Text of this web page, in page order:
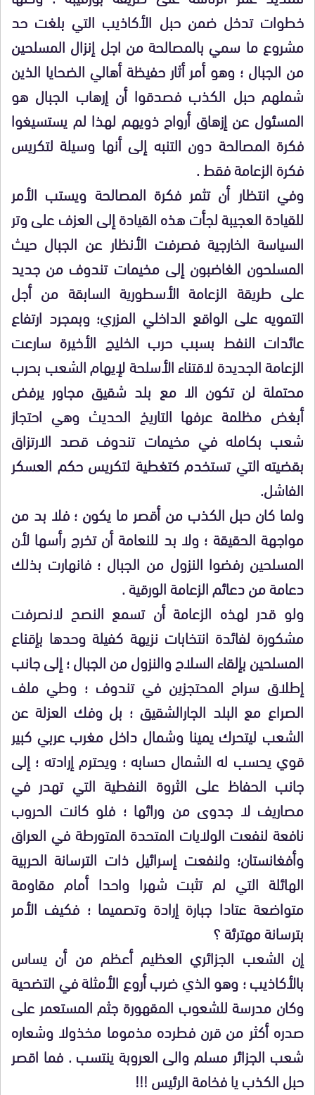
خطوات تدخل ضمن حبل الأكاذيب التي بلغت حد
مشروع ما سمي بالمصالحة من اجل إنزال المسلحين
من الجبال ؛ وهو أمر أثار حفيظة أهالي الضحايا الذين
شملهم حبل الكذب فصدقوا أن إرهاب الجبال هو
المسئول عن إزهاق أرواح ذويهم لهذا لم يستسيغوا
فكرة المصالحة دون التنبه إلى أنها وسيلة لتكريس
فكرة الزعامة فقط .
وفي انتظار أن تثمر فكرة المصالحة ويستب الأمر
للقيادة العجيبة لجأت هذه القيادة إلى العزف على وتر
السياسة الخارجية فصرفت الأنظار عن الجبال حيث
المسلحون الغاضبون إلى مخيمات تندوف من جديد
على طريقة الزعامة الأسطورية السابقة من أجل
التمويه على الواقع الداخلي المزري؛ وبمجرد ارتفاع
عائدات النفط بسبب حرب الخليج الأخيرة سارعت
الزعامة الجديدة لاقتناء الأسلحة لإيهام الشعب بحرب
محتملة لن تكون الا مع بلد شقيق مجاور يرفض
أبغض مظلمة عرفها التاريخ الحديث وهي احتجاز
شعب بكامله في مخيمات تندوف قصد الارتزاق
بقضيته التي تستخدم كتغطية لتكريس حكم العسكر
الفاشل.
ولما كان حبل الكذب من أقصر ما يكون ؛ فلا بد من
مواجهة الحقيقة ؛ ولا بد للنعامة أن تخرج رأسها لأن
المسلحين رفضوا النزول من الجبال ؛ فانهارت بذلك
دعامة من دعائم الزعامة الورقية .
ولو قدر لهذه الزعامة أن تسمع النصح لانصرفت
مشكورة لفائدة انتخابات نزيهة كفيلة وحدها بإقناع
المسلحين بإلقاء السلاح والنزول من الجبال ؛ إلى جانب
إطلاق سراح المحتجزين في تندوف ؛ وطي ملف
الصراع مع البلد الجارالشقيق ؛ بل وفك العزلة عن
الشعب ليتحرك يمينا وشمال داخل مغرب عربي كبير
قوي يحسب له الشمال حسابه ؛ ويحترم إرادته ؛ إلى
جانب الحفاظ على الثروة النفطية التي تهدر في
مصاريف لا جدوى من ورائها ؛ فلو كانت الحروب
نافعة لنفعت الولايات المتحدة المتورطة في العراق
وأفغانستان؛ ولنفعت إسرائيل ذات الترسانة الحربية
الهائلة التي لم تثبت شهرا واحدا أمام مقاومة
متواضعة عتادا جبارة إرادة وتصميما ؛ فكيف الأمر
بترسانة مهترئة ؟
إن الشعب الجزائري العظيم أعظم من أن يساس
بالأكاذيب ؛ وهو الذي ضرب أروع الأمثلة في التضحية
وكان مدرسة للشعوب المقهورة جثم المستعمر على
صدره أكثر من قرن فطرده مذموما مخذولا وشعاره
شعب الجزائر مسلم والى العروبة ينتسب . فما اقصر
حبل الكذب يا فخامة الرئيس !!!